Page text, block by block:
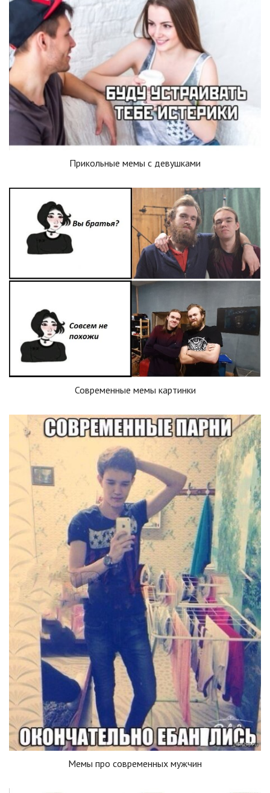
Прикольные мемы с девушками
Современные мемы картинки
Мемы про современных мужчин